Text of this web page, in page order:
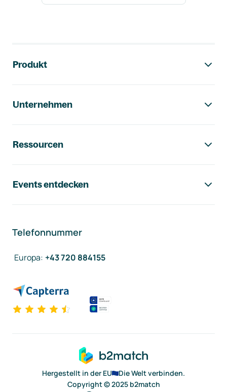
Produkt
Unternehmen
Ressourcen
Events entdecken
Telefonnummer
Europa: +43 720 884155
Hergestellt in der EU
Die Welt verbinden.
Copyright © 2025 b2match